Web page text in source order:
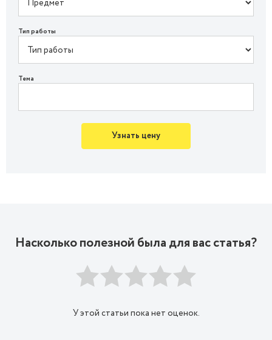
Тип работы
Тема
Узнать цену
Насколько полезной была для вас статья?
У этой статьи пока нет оценок.